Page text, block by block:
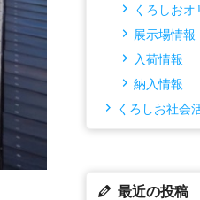
くろしお
展示場情報
入荷情報
納入情報
くろしお社会
最近の投稿